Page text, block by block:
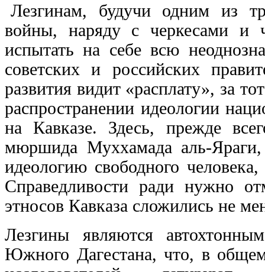
Лезгинам, будучи одним из
войны, наряду с черкесами и
испытать на себе всю
советских и российских
развития видит «расплату», за
распространении идеологии
на Кавказе. Здесь, прежде
мюршида Муххамада аль-Яраги,
идеологию свободного
Справедливости ради нужно
этносов Кавказа сложились не
Лезгины являются
Южного Дагестана, что, в